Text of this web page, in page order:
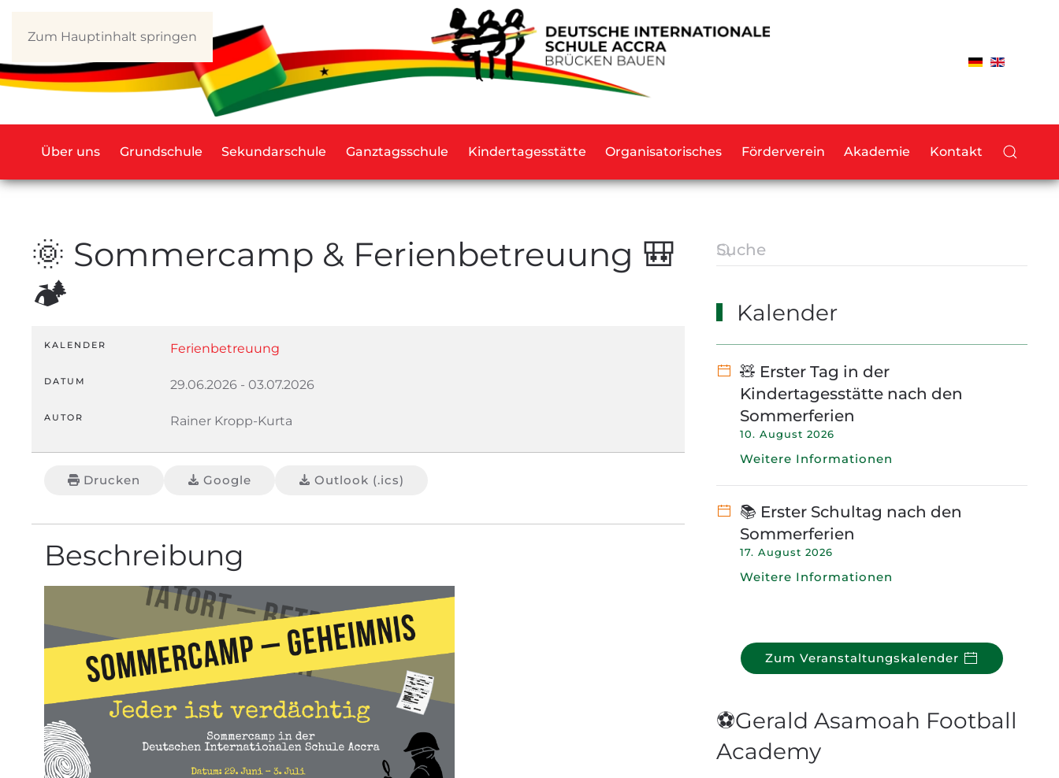
Zum Hauptinhalt springen
Über uns Grundschule Sekundarschule Ganztagsschule Kindertagesstätte Organisatorisches Förderverein Akademie Kontakt
🌞 Sommercamp & Ferienbetreuung 🎒
🏕️
KALENDER Ferienbetreuung
DATUM 29.06.2026 - 03.07.2026
AUTOR Rainer Kropp-Kurta
Drucken Google Outlook (.ics)
Beschreibung
Kalender
🧸 Erster Tag in der
Kindertagesstätte nach den
Sommerferien
10. August 2026
Weitere Informationen
📚 Erster Schultag nach den
Sommerferien
17. August 2026
Weitere Informationen
Zum Veranstaltungskalender
⚽Gerald Asamoah Football
Academy